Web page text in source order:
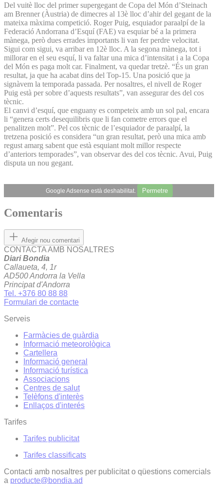
Del vuitè lloc del primer supergegant de Copa del Món d’Steinach
am Brenner (Àustria) de dimecres al 13è lloc d’ahir del gegant de la
mateixa màxima competició. Roger Puig, esquiador paraalpí de la
Federació Andorrana d’Esquí (FAE) va esquiar bé a la primera
mànega, però dues errades importants li van fer perdre velocitat.
Sigui com sigui, va arribar en 12è lloc. A la segona mànega, tot i
millorar en el seu esquí, li va faltar una mica d’intensitat i a la Copa
del Món es paga molt car. Finalment, va quedar tretzè. “És un gran
resultat, ja que ha acabat dins del Top-15. Una posició que ja
signàvem la temporada passada. Per nosaltres, el nivell de Roger
Puig està per sobre d’aquests resultats”, van assegurar des del cos
tècnic.
El canvi d’esquí, que enguany es competeix amb un sol pal, encara
li “genera certs desequilibris que li fan cometre errors que el
penalitzen molt”. Pel cos tècnic de l’esquiador de paraalpí, la
tretzena posició es considera “un gran resultat, però una mica amb
regust amarg sabent que està esquiant molt millor respecte
d’anteriors temporades”, van observar des del cos tècnic. Avui, Puig
disputa un nou gegant.
Google Adsense està deshabilitat. Permetre
Comentaris
Afegir nou comentari
CONTACTA AMB NOSALTRES
Diari Bondia
Callaueta, 4, 1r
AD500 Andorra la Vella
Principat d'Andorra
Tel. +376 80 88 88
Formulari de contacte
Serveis
Farmàcies de guàrdia
Informació meteorològica
Cartellera
Informació general
Informació turística
Associacions
Centres de salut
Telèfons d'interès
Enllaços d'interés
Tarifes
Tarifes publicitat
Tarifes classificats
Contacti amb nosaltres per publicitat o qüestions comercials
a producte@bondia.ad